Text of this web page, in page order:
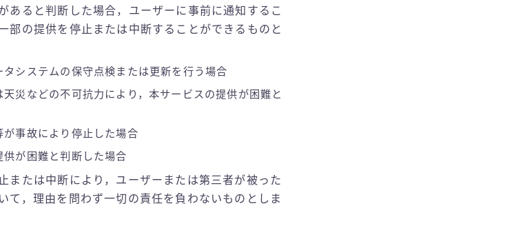
あると判断した場合，ユーザーに事前に通知するこ
部の提供を停止または中断することができるものと
システムの保守点検または更新を行う場合
災などの不可抗力により，本サービスの提供が困難と
事故により停止した場合
が困難と判断した場合
または中断により，ユーザーまたは第三者が被った
て，理由を問わず一切の責任を負わないものとしま